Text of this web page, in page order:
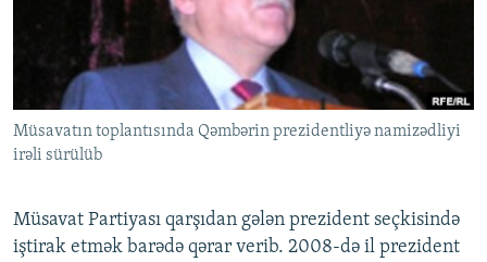
İNFOQRAFIKA
KARIKATURA
AZƏRBAYCAN ƏDƏBIYYATI KITABXANASI
İSLAM VƏ DEMOKRATIYA
İZ - MƏDƏNIYYƏT PROQRAMI
MISSIYAMIZ
PEŞƏ ETIKASI VƏ JURNALISTIKA STANDARTLARIMIZ
MATERIALLARIMIZDAN ISTIFADƏ
AZADLIQRADIOSU MOBIL TELEFONUNUZDA
XƏBƏR BÜLLETENLƏRIMIZ
RFE/RL-in bütün saytları
Müsavatın toplantısında Qəmbərin prezidentliyə namizədliyi
irəli sürülüb
Müsavat Partiyası qarşıdan gələn prezident seçkisində
iştirak etmək barədə qərar verib. 2008-də il prezident